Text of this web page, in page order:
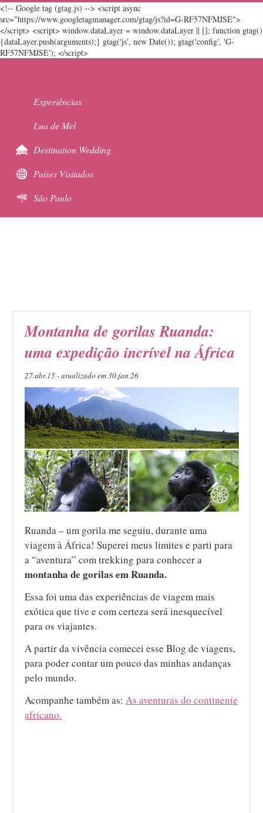
<!-- Google tag (gtag.js) --> <script async
src="https://www.googletagmanager.com/gtag/js?id=G-RF57NFMJSE">
</script> <script> window.dataLayer = window.dataLayer || []; function gtag()
{dataLayer.push(arguments);} gtag('js', new Date()); gtag('config', 'G-
RF57NFMJSE'); </script>
Experiências
Lua de Mel
Destination Wedding
Países Visitados
São Paulo
Montanha de gorilas Ruanda:
uma expedição incrível na África
27.abr.15 - atualizado em 30.jan.26
Ruanda – um gorila me seguiu, durante uma
viagem à África! Superei meus limites e parti para
a “aventura” com trekking para conhecer a
montanha de gorilas em Ruanda.
Essa foi uma das experiências de viagem mais
exótica que tive e com certeza será inesquecível
para os viajantes.
A partir da vivência comecei esse Blog de viagens,
para poder contar um pouco das minhas andanças
pelo mundo.
Acompanhe também as:As aventuras do continente
africano.